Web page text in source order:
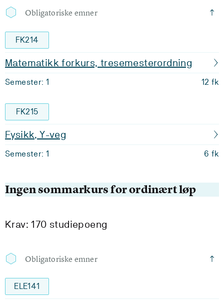
Obligatoriske emner
FK214
Matematikk forkurs, tresemesterordning
Semester: 1 12 fk
FK215
Fysikk, Y-veg
Semester: 1 6 fk
Ingen sommarkurs for ordinært løp
Krav: 170 studiepoeng
Obligatoriske emner
ELE141